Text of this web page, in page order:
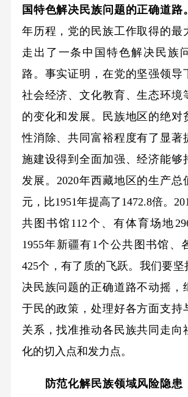
国特色解决民族问题的正确道路。
年历程，党的民族工作取得的最
走出了一条中国特色解决民族
路。事实证明，在党的坚强领导
社会经济、文化教育、生态环境
的变化和发展。民族地区的绝对
性消除、共同富裕程度有了显著
施建设得到全面加强、经济能够
发展。2020年西藏地区的生产总
元，比1951年提高了1472.8倍。
共图书馆112个、有体育场地
1955年新疆有1个公共图书馆、
425个，有了质的飞跃。我们要
决民族问题的正确道路不动摇，
于民的政策，处理好各方面支持
关系，找准推动各民族共同走向
化的切入点和发力点。
防范化解民族领域风险隐患